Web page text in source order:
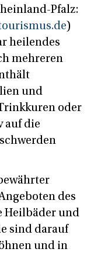
Pfalz:
)
heilendes
mehreren
und
oder
auf die
des
Heilbäder und
sind darauf
und in